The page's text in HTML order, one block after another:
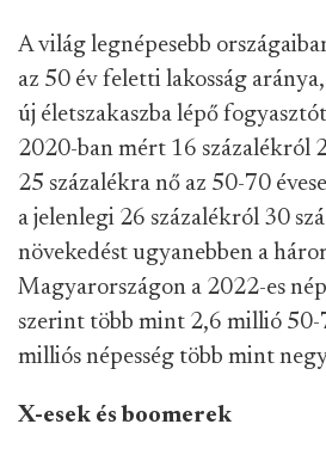
A világ legnépesebb
az 50 év feletti lakosság
új életszakaszba lépő
2020-ban mért 16 százalékról
25 százalékra nő az 50-70
a jelenlegi 26 százalékról 30
növekedést ugyanebben a
Magyarországon a 2022-es
szerint több mint 2,6 millió 50-
milliós népesség több mint
X-esek és boomerek